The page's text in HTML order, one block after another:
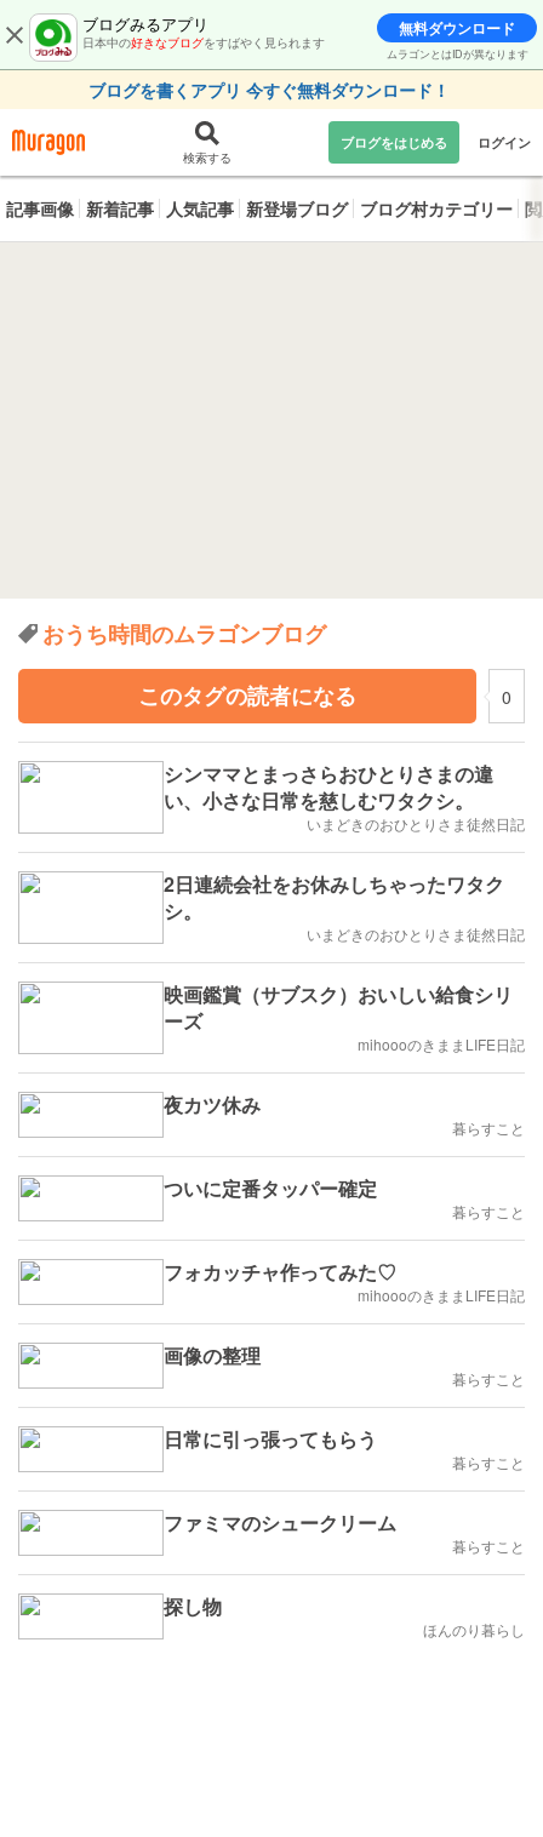
ブログみるアプリ
日本中の好きなブログをすばやく見られます
無料ダウンロード
ムラゴンとはIDが異なります
ブログを書くアプリ 今すぐ無料ダウンロード！
検索する
ブログをはじめる ログイン
記事画像 新着記事 人気記事 新登場ブログ ブログ村カテゴリー
おうち時間のムラゴンブログ
このタグの読者になる
0
シンママとまっさらおひとりさまの違
い、小さな日常を慈しむワタクシ。
いまどきのおひとりさま徒然日記
2日連続会社をお休みしちゃったワタク
シ。
いまどきのおひとりさま徒然日記
映画鑑賞（サブスク）おいしい給食シリ
ーズ
mihoooのきままLIFE日記
夜カツ休み
暮らすこと
ついに定番タッパー確定
暮らすこと
フォカッチャ作ってみた♡
mihoooのきままLIFE日記
画像の整理
暮らすこと
日常に引っ張ってもらう
暮らすこと
ファミマのシュークリーム
暮らすこと
探し物
ほんのり暮らし